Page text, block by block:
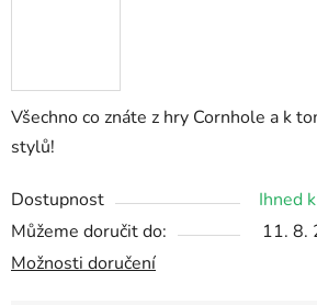
Všechno co znáte z hry Cornhole a k
stylů!
Dostupnost Ihned
Můžeme doručit do:
11. 8.
Možnosti doručení